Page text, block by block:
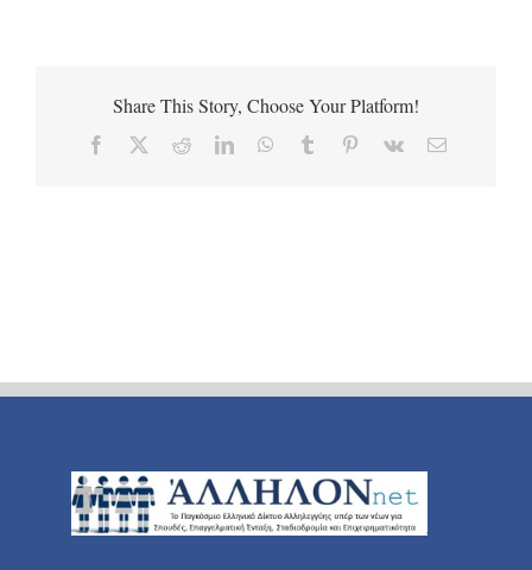
Share This Story, Choose Your Platform!
Facebook RedditLinkedInWhatsApp
Tumblr Pinterest
Vk Email